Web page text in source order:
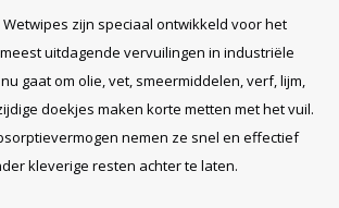
Wetwipes zijn speciaal ontwikkeld voor het
uitdagende vervuilingen in industriële
gaat om olie, vet, smeermiddelen, verf, lijm,
doekjes maken korte metten met het vuil.
nemen ze snel en effectief
kleverige resten achter te laten.